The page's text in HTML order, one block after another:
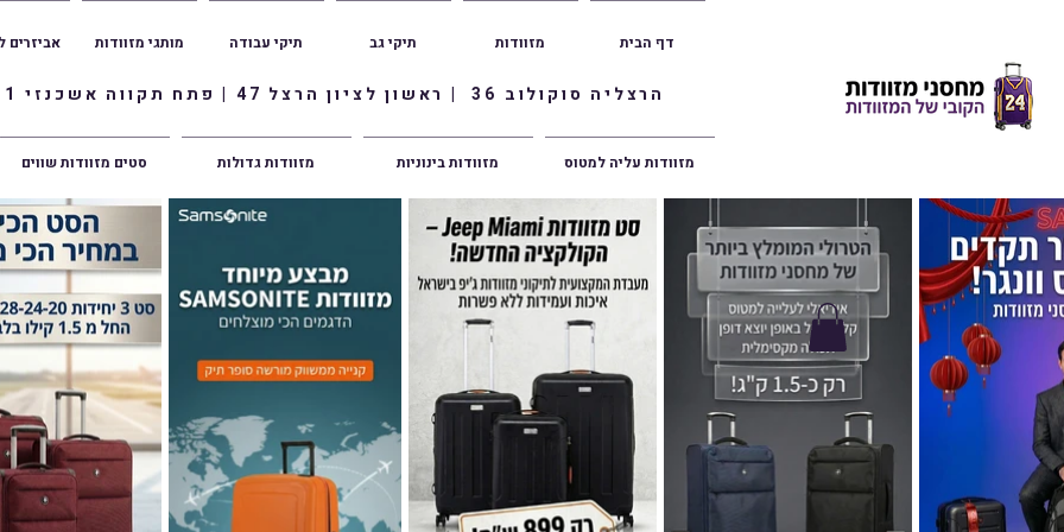
הרצליה סוקולוב 36 | ראשון לציון הרצל 47 | פתח תקווה אשכנזי 1
אביזרים מותגי מזוודות תיקי עבודה תיקי גב מזוודות דף הבית
סטים מזוודות שווים מזוודות גדולות מזוודות בינוניות מזוודות עליה למטוס